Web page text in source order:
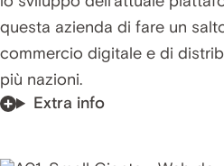
questa azienda di fare un
commercio digitale e di
più nazioni.
Extra info